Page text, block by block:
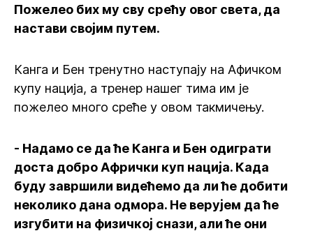
Пожелео бих му сву срећу овог света, да
настави својим путем.
Канга и Бен тренутно наступају на Афичком
купу нација, а тренер нашег тима им је
пожелео много среће у овом такмичењу.
- Надамо се да ће Канга и Бен одиграти
доста добро Афрички куп нација. Када
буду завршили видећемо да ли ће добити
неколико дана одмора. Не верујем да ће
изгубити на физичкој снази, али ће они